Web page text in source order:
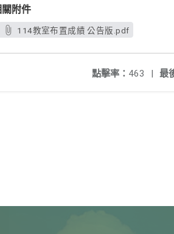
附件
114教室布置成績 公告版.pdf
最
點擊率： 463 |